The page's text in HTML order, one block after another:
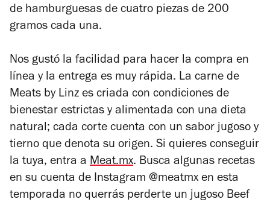
de hamburguesas de cuatro piezas de 200
gramos cada una.
Nos gustó la facilidad para hacer la compra en
línea y la entrega es muy rápida. La carne de
Meats by Linz es criada con condiciones de
bienestar estrictas y alimentada con una dieta
natural; cada corte cuenta con un sabor jugoso y
tierno que denota su origen. Si quieres conseguir
la tuya, entra a Meat.mx. Busca algunas recetas
en su cuenta de Instagram @meatmx en esta
temporada no querrás perderte un jugoso Beef